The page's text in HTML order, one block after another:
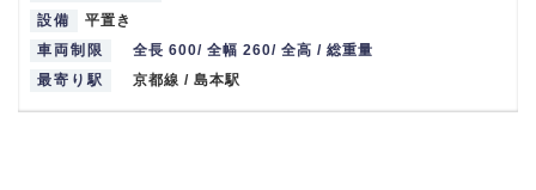
設備
平置き
車両制限
全長 600/ 全幅 260/ 全高 / 総重量
最寄り駅
京都線 / 島本駅